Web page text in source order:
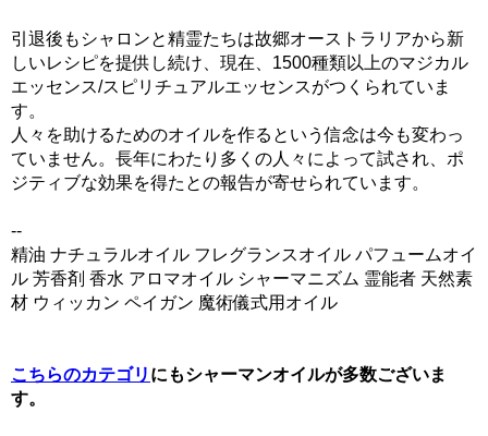
引退後もシャロンと精霊たちは故郷オーストラリアから新
しいレシピを提供し続け、現在、1500種類以上のマジカル
エッセンス/スピリチュアルエッセンスがつくられていま
す。
人々を助けるためのオイルを作るという信念は今も変わっ
ていません。長年にわたり多くの人々によって試され、ポ
ジティブな効果を得たとの報告が寄せられています。
--
精油 ナチュラルオイル フレグランスオイル パフュームオイ
ル 芳香剤 香水 アロマオイル シャーマニズム 霊能者 天然素
材 ウィッカン ペイガン 魔術儀式用オイル
こちらのカテゴリ にもシャーマンオイルが多数ございま
す。